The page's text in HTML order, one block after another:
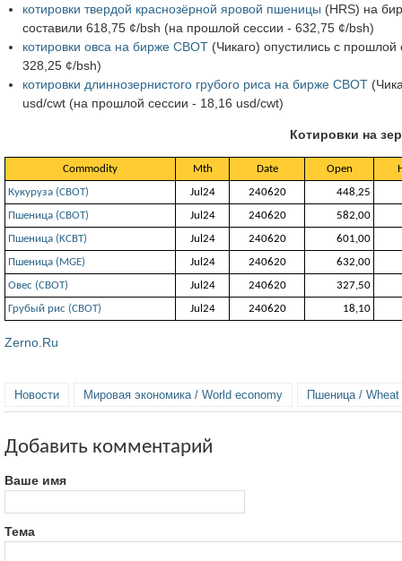
котировки твердой краснозёрной яровой пшеницы (HRS) на
составили 618,75 ¢/bsh (на прошлой сессии - 632,75 ¢/bsh)
котировки овса на бирже CBOT(Чикаго) опустились с
328,25 ¢/bsh)
котировки длиннозернистого грубого риса на бирже CBOT
usd/cwt (на прошлой сессии - 18,16 usd/cwt)
Котировки на
Commodity Mth Date Open
Кукуруза (СВОТ)
Jul24 240620
448,25
Пшеница (СВОТ)
Jul24 240620
582,00
Пшеница (KCBT)
Jul24 240620
601,00
Пшеница (MGE)
Jul24 240620
632,00
Овес (СВОТ)
Jul24 240620
327,50
Грубый рис (CBOT)
Jul24 240620 18,10
Zerno.Ru
Новости Мировая экономика / World economy Пшеница / Wheat
Добавить комментарий
Ваше имя
Тема